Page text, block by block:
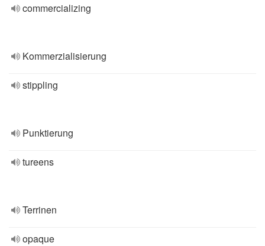
commercializing
Kommerzialisierung
stippling
Punktierung
tureens
Terrinen
opaque